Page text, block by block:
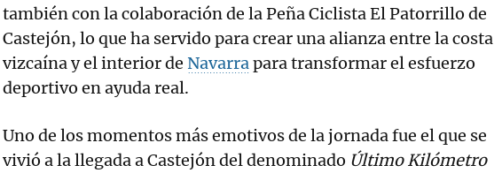
también con la colaboración de la Peña Ciclista El Patorrillo de
Castejón, lo que ha servido para crear una alianza entre la costa
vizcaína y el interior de Navarrapara transformar el esfuerzo
deportivo en ayuda real.
Uno de los momentos más emotivos de la jornada fue el que se
vivió a la llegada a Castejón del denominado Último Kilómetro